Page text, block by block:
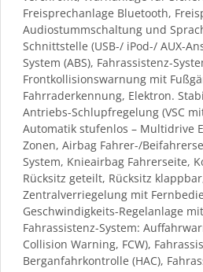
Freisprechanlage Bluetooth,
Audiostummschaltung und
Schnittstelle (USB-/ iPod-/ AUX-
System (ABS), Fahrassistenz-
Frontkollisionswarnung mit
Fahrraderkennung, Elektron.
Antriebs-Schlupfregelung (VSC
Automatik stufenlos – Multidrive
Zonen, Airbag Fahrer-/
System, Knieairbag Fahrerseite,
Rücksitz geteilt, Rücksitz
Zentralverriegelung mit
Geschwindigkeits-Regelanlage
Fahrassistenz-System:
Collision Warning, FCW),
Berganfahrkontrolle (HAC),